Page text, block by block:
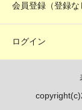
会員登録（登録な
ログイン